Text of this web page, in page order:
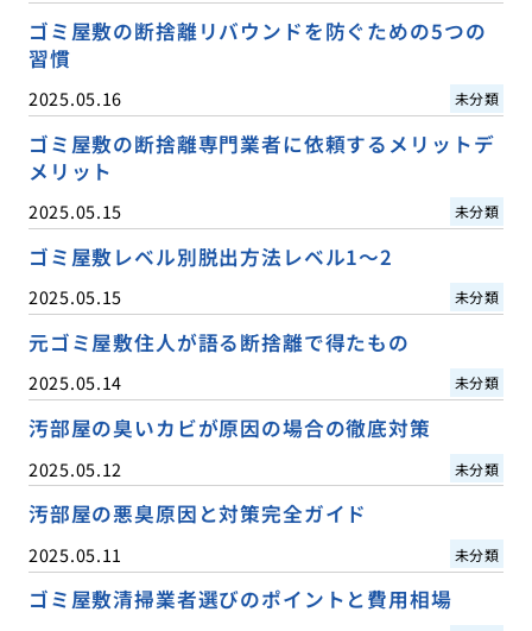
ゴミ屋敷の断捨離リバウンドを防ぐための5つの
習慣
2025.05.16 未分類
ゴミ屋敷の断捨離専門業者に依頼するメリットデ
メリット
2025.05.15 未分類
ゴミ屋敷レベル別脱出方法レベル1〜2
2025.05.15 未分類
元ゴミ屋敷住人が語る断捨離で得たもの
2025.05.14 未分類
汚部屋の臭いカビが原因の場合の徹底対策
2025.05.12 未分類
汚部屋の悪臭原因と対策完全ガイド
2025.05.11 未分類
ゴミ屋敷清掃業者選びのポイントと費用相場